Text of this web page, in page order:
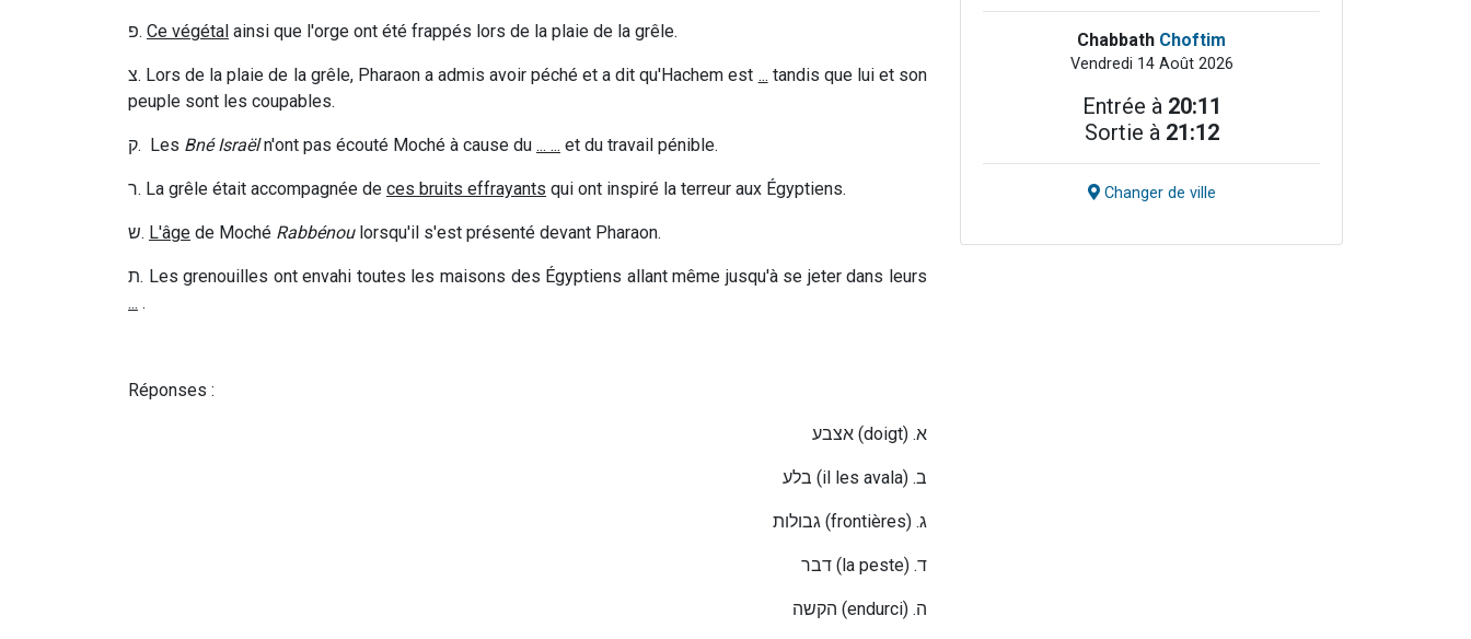
פ. Ce végétal ainsi que l'orge ont été frappés lors de la plaie de la grêle.
צ. Lors de la plaie de la grêle, Pharaon a admis avoir péché et a dit qu'Hachem est ... tandis que lui et son
peuple sont les coupables.
ק. Les Bné Israëln'ont pas écouté Moché à cause du ... ... et du travail pénible.
ר. La grêle était accompagnée de ces bruits effrayants qui ont inspiré la terreur aux Égyptiens.
ש. L'âge de Moché Rabbénoulorsqu'il s'est présenté devant Pharaon.
ת. Les grenouilles ont envahi toutes les maisons des Égyptiens allant même jusqu'à se jeter dans leurs
... .
Réponses :
אצבע (doigt) .א
בלע (il les avala) .ב
גבולות (frontières) .ג
(la peste) .ד
הקשה (endurci) .ה
Chabbath Choftim
Vendredi 14 Août 2026
Entrée à 20:11
Sortie à 21:12
Changer de ville